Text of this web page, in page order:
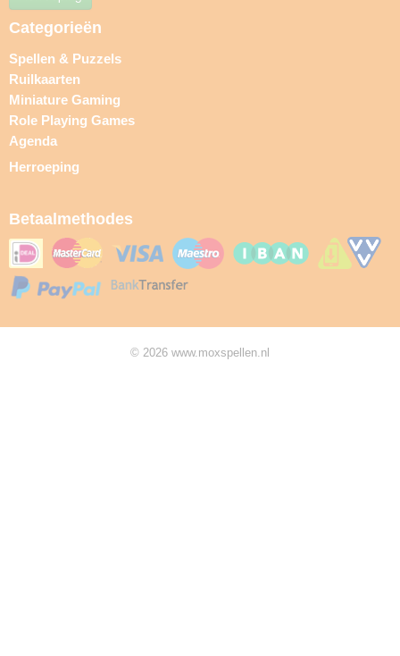
Categorieën
Spellen & Puzzels
Ruilkaarten
Miniature Gaming
Role Playing Games
Agenda
Herroeping
Betaalmethodes
© 2026 www.moxspellen.nl